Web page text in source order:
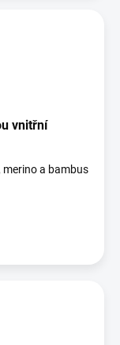
vnitřní
merino a bambus